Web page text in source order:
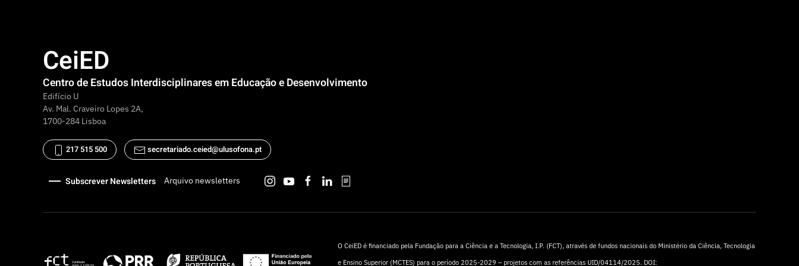
CeiED
Centro de Estudos Interdisciplinares em Educação e Desenvolvimento
Edifício U
Av. Mal. Craveiro Lopes 2A,
1700-284 Lisboa
217 515 500 secretariado.ceied@ulusofona.pt
Subscrever Newsletters Arquivo newsletters
O CeiED é financiado pela Fundação para a Ciência e a Tecnologia, I.P. (FCT), através de fundos nacionais do Ministério da Ciência, Tecnologia
e Ensino Superior (MCTES) para o período 2025-2029 – projetos com as referências UID/04114/2025. DOI: